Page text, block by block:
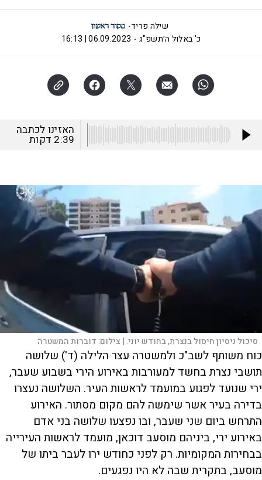
שילה פריד
כ' באלול ה׳תשפ"ג
06.09.2023 | 16:13
האזינו לכתבה
2:39 דקות
סיכול ניסיון חיסול בנצרת, בחודש יוני. | צילום:דוברות המשטרה
כוח משותף לשב"כ ולמשטרה עצר הלילה (ד') שלושה
תושבי נצרת בחשד למעורבות באירוע הירי בשבוע שעבר,
ירי שנועד לפגוע במועמד לראשות העיר. השלושה נעצרו
בדירה בעיר אשר שימשה להם מקום מסתור. האירוע
התרחש ביום שני שעבר, ובו נפצעו שלושה בני אדם
באירוע ירי, ביניהם מוסעב דוכאן, מועמד לראשות העירייה
בבחירות המקומיות. רק לפני כחודש ירו לעבר ביתו של
מוסעב, בתקרית שבה לא היו נפגעים.